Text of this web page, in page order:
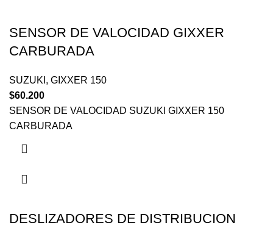
SENSOR DE VALOCIDAD GIXXER
CARBURADA
SUZUKI , GIXXER 150
$60.200
SENSOR DE VALOCIDAD SUZUKI GIXXER 150
CARBURADA
DESLIZADORES DE DISTRIBUCION